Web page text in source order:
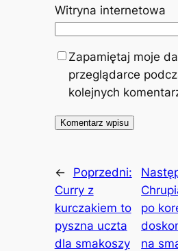
Witryna internetowa
Zapamiętaj moje
przeglądarce
kolejnych
←
Poprzedni:
Curry z
kurczakiem to
pyszna uczta
dla smakoszy
po
na